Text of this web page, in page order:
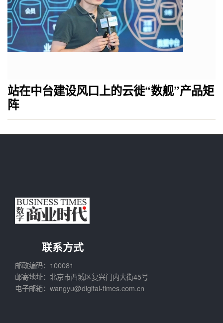
站在中台建设风口上的云徙“数舰”产品矩
阵
联系方式
邮政编码：100081
邮寄地址：北京市西城区复兴门内大街45号
电子邮箱：wangyu@digital-times.com.cn